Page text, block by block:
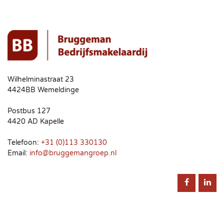
Wilhelminastraat 23
4424BB Wemeldinge
Postbus 127
4420 AD Kapelle
Telefoon: +31 (0)113 330130
Email: info@bruggemangroep.nl